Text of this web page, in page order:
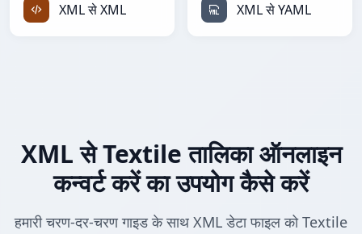
XML से XML XML से YAML
XML से Textile तालिका ऑनलाइन
कन्वर्ट करें का उपयोग कैसे करें
हमारी चरण-दर-चरण गाइड के साथ XML डेटा फाइल को Textile